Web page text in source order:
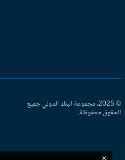
© 2025، مجموعة البنك الدولي جميع
محفوظة.